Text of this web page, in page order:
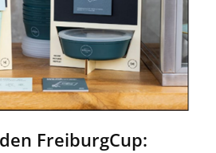
FreiburgCup: